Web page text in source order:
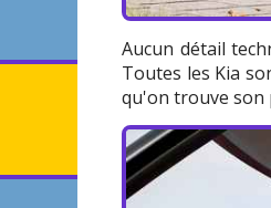
Aucun détail
Toutes les Kia
qu'on trouve